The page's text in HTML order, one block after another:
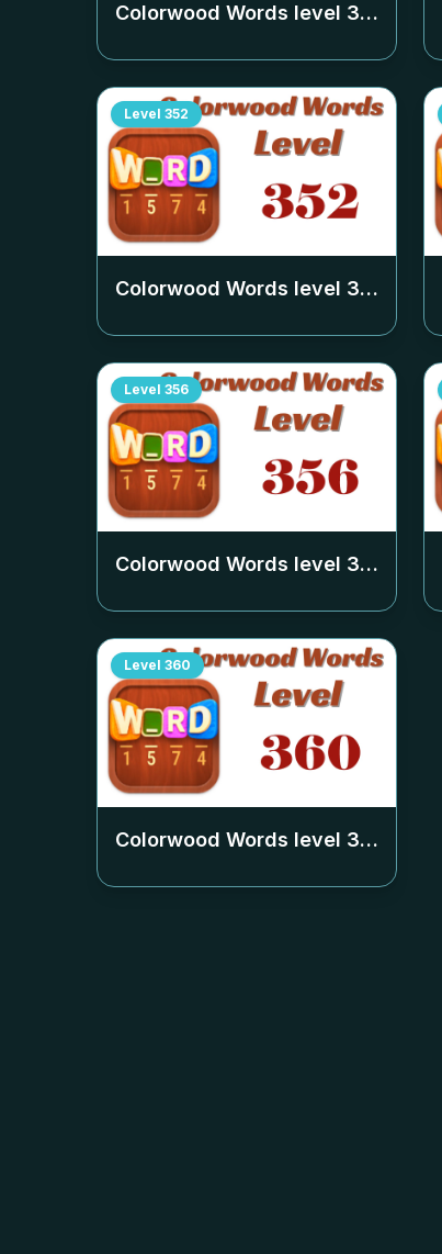
Colorwood Words level 348
Level 352
Colorwood Words level 352
Level 356
Colorwood Words level 356
Level 360
Colorwood Words level 360